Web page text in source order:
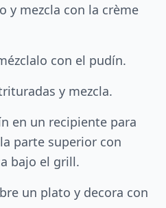
y mezcla con la crème
con el pudín.
y mezcla.
en un recipiente para
parte superior con
bajo el grill.
un plato y decora con